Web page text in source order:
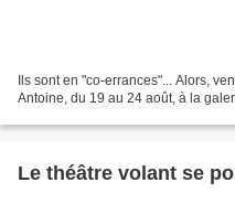
Ils sont en "co-errances"... Alors,
Antoine, du 19 au 24 août, à la
Le théâtre volant se